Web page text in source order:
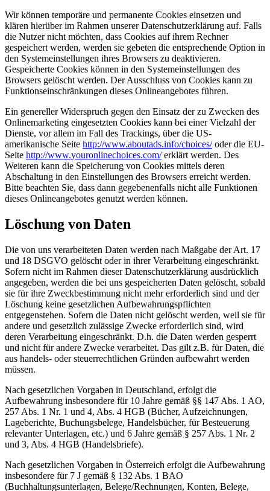
Wir können temporäre und permanente Cookies einsetzen und
klären hierüber im Rahmen unserer Datenschutzerklärung auf. Falls
die Nutzer nicht möchten, dass Cookies auf ihrem Rechner
gespeichert werden, werden sie gebeten die entsprechende Option in
den Systemeinstellungen ihres Browsers zu deaktivieren.
Gespeicherte Cookies können in den Systemeinstellungen des
Browsers gelöscht werden. Der Ausschluss von Cookies kann zu
Funktionseinschränkungen dieses Onlineangebotes führen.
Ein genereller Widerspruch gegen den Einsatz der zu Zwecken des
Onlinemarketing eingesetzten Cookies kann bei einer Vielzahl der
Dienste, vor allem im Fall des Trackings, über die US-
amerikanische Seite http://www.aboutads.info/choices/oder die EU-
Seite http://www.youronlinechoices.com/erklärt werden. Des
Weiteren kann die Speicherung von Cookies mittels deren
Abschaltung in den Einstellungen des Browsers erreicht werden.
Bitte beachten Sie, dass dann gegebenenfalls nicht alle Funktionen
dieses Onlineangebotes genutzt werden können.
Löschung von Daten
Die von uns verarbeiteten Daten werden nach Maßgabe der Art. 17
und 18 DSGVO gelöscht oder in ihrer Verarbeitung eingeschränkt.
Sofern nicht im Rahmen dieser Datenschutzerklärung ausdrücklich
angegeben, werden die bei uns gespeicherten Daten gelöscht, sobald
sie für ihre Zweckbestimmung nicht mehr erforderlich sind und der
Löschung keine gesetzlichen Aufbewahrungspflichten
entgegenstehen. Sofern die Daten nicht gelöscht werden, weil sie für
andere und gesetzlich zulässige Zwecke erforderlich sind, wird
deren Verarbeitung eingeschränkt. D.h. die Daten werden gesperrt
und nicht für andere Zwecke verarbeitet. Das gilt z.B. für Daten, die
aus handels- oder steuerrechtlichen Gründen aufbewahrt werden
müssen.
Nach gesetzlichen Vorgaben in Deutschland, erfolgt die
Aufbewahrung insbesondere für 10 Jahre gemäß §§ 147 Abs. 1 AO,
257 Abs. 1 Nr. 1 und 4, Abs. 4 HGB (Bücher, Aufzeichnungen,
Lageberichte, Buchungsbelege, Handelsbücher, für Besteuerung
relevanter Unterlagen, etc.) und 6 Jahre gemäß § 257 Abs. 1 Nr. 2
und 3, Abs. 4 HGB (Handelsbriefe).
Nach gesetzlichen Vorgaben in Österreich erfolgt die Aufbewahrung
insbesondere für 7 J gemäß § 132 Abs. 1 BAO
(Buchhaltungsunterlagen, Belege/Rechnungen, Konten, Belege,